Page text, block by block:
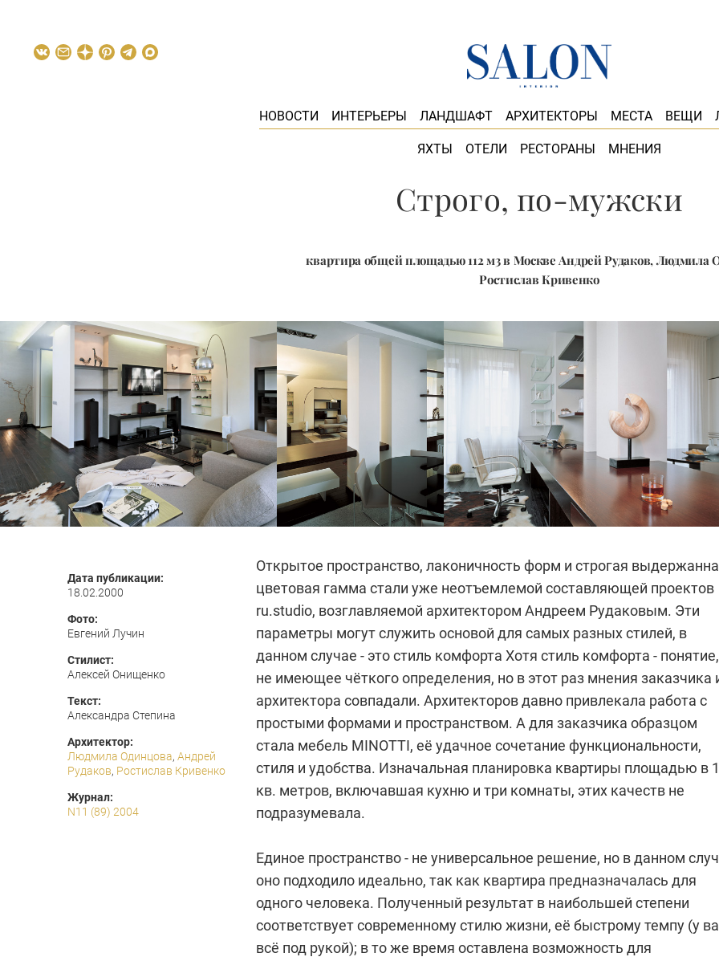
НОВОСТИ ИНТЕРЬЕРЫ ЛАНДШАФТ АРХИТЕКТОРЫ МЕСТА ВЕЩИ
ЯХТЫ ОТЕЛИ РЕСТОРАНЫ МНЕНИЯ
Строго, по-мужски
квартира общей площадью 112 м3 в Москве Андрей Рудаков, Людмила
Ростислав Кривенко
Дата публикации:
18.02.2000
Фото:
Евгений Лучин
Стилист:
Алексей Онищенко
Текст:
Александра Степина
Архитектор:
Людмила Одинцова, Андрей
Рудаков, Ростислав Кривенко
Журнал:
N11 (89) 2004
Открытое пространство, лаконичность форм и строгая
цветовая гамма стали уже неотъемлемой составляющей проектов
ru.studio, возглавляемой архитектором Андреем Рудаковым. Эти
параметры могут служить основой для самых разных стилей, в
данном случае - это стиль комфорта Хотя стиль комфорта - понятие,
не имеющее чёткого определения, но в этот раз мнения заказчика
архитектора совпадали. Архитекторов давно привлекала работа с
простыми формами и пространством. А для заказчика образцом
стала мебель MINOTTI, её удачное сочетание функциональности,
стиля и удобства. Изначальная планировка квартиры площадью в
кв. метров, включавшая кухню и три комнаты, этих качеств не
подразумевала.
Единое пространство - не универсальное решение, но в данном
оно подходило идеально, так как квартира предназначалась для
одного человека. Полученный результат в наибольшей степени
соответствует современному стилю жизни, её быстрому темпу (у
всё под рукой); в то же время оставлена возможность для